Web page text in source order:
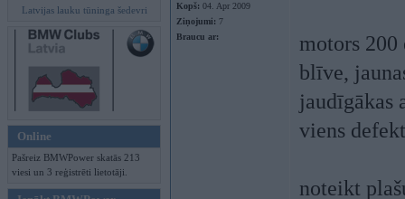
Latvijas lauku tūninga šedevri
Online
Pašreiz BMWPower skatās 213
viesi un 3 reģistrēti lietotāji.
Kopš: 04. Apr 2009
Ziņojumi: 7
Braucu ar:
motors 200
blīve,
jaudīgākas
viens
noteikt